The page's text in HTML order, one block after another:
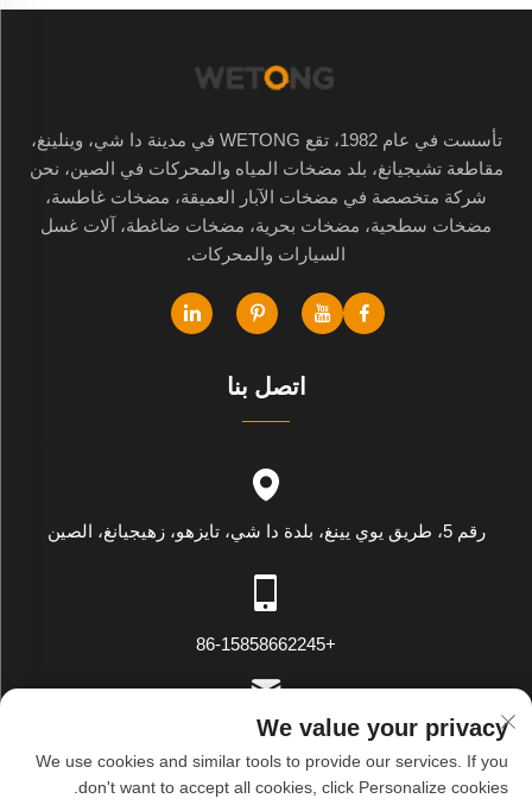
تأسست في عام 1982، تقع WETONG في مدينة دا شي، وينلينغ،
مقاطعة تشيجيانغ، بلد مضخات المياه والمحركات في الصين، نحن
شركة متخصصة في مضخات الآبار العميقة، مضخات غاطسة،
مضخات سطحية، مضخات بحرية، مضخات ضاغطة، آلات غسل
السيارات والمحركات.
اتصل بنا
رقم 5، طريق يوي يينغ، بلدة دا شي، تايزهو، زهيجيانغ، الصين
+86-15858662245
[email protected]
We value your privacy
We use cookies and similar tools to provide our services. If you
don't want to accept all cookies, click Personalize cookies.